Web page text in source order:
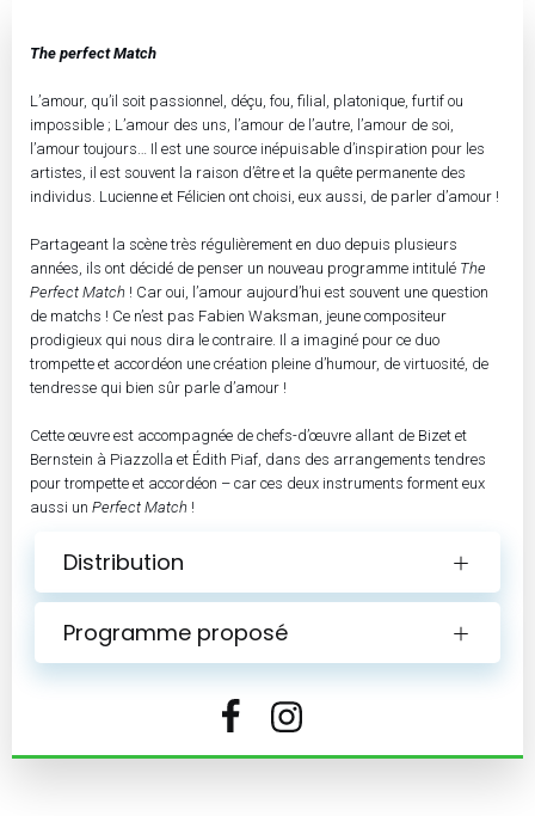
The perfect Match
L’amour, qu’il soit passionnel, déçu, fou, filial, platonique, furtif ou
impossible ; L’amour des uns, l’amour de l’autre, l’amour de soi,
l’amour toujours… Il est une source inépuisable d’inspiration pour les
artistes, il est souvent la raison d’être et la quête permanente des
individus. Lucienne et Félicien ont choisi, eux aussi, de parler d’amour !
Partageant la scène très régulièrement en duo depuis plusieurs
années, ils ont décidé de penser un nouveau programme intitulé The
Perfect Match ! Car oui, l’amour aujourd’hui est souvent une question
de matchs ! Ce n’est pas Fabien Waksman, jeune compositeur
prodigieux qui nous dira le contraire. Il a imaginé pour ce duo
trompette et accordéon une création pleine d’humour, de virtuosité, de
tendresse qui bien sûr parle d’amour !
Cette œuvre est accompagnée de chefs-d’œuvre allant de Bizet et
Bernstein à Piazzolla et Édith Piaf, dans des arrangements tendres
pour trompette et accordéon – car ces deux instruments forment eux
aussi un Perfect Match !
Distribution
Programme proposé